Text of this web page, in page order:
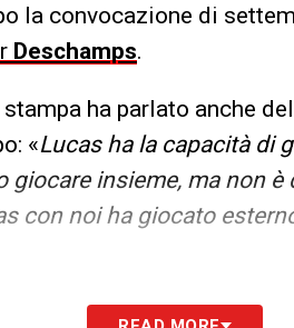
la convocazione di
Deschamps.
ha parlato anche
«Lucas ha la capacità di
giocare insieme, ma non
con noi ha giocato
TOP NEWS